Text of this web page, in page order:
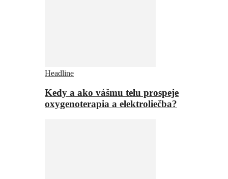
Headline
Kedy a ako vášmu telu prospeje
oxygenoterapia a elektroliečba?